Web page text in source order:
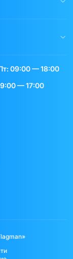
09:00 — 18:00
— 17:00